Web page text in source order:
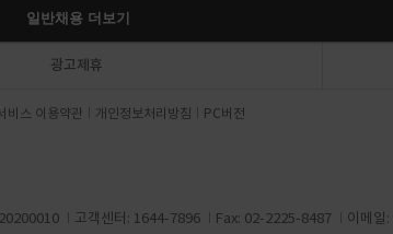
일반채용 더보기
광고제휴
비스 이용약관 개인정보처리방침 PC버전
고객센터: 1644-7896 Fax: 02-2225-8487 이메일: